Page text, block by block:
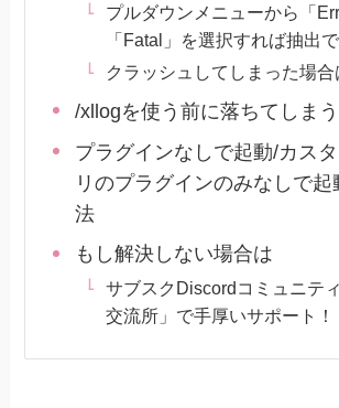
プルダウンメニューから「
「Fatal」を選択すれば抽出
クラッシュしてしまった場合
/xllogを使う前に落ちてしま
プラグインなしで起動/カス
リのプラグインのみなしで
法
もし解決しない場合は
サブスクDiscordコミュニテ
交流所」で手厚いサポート！